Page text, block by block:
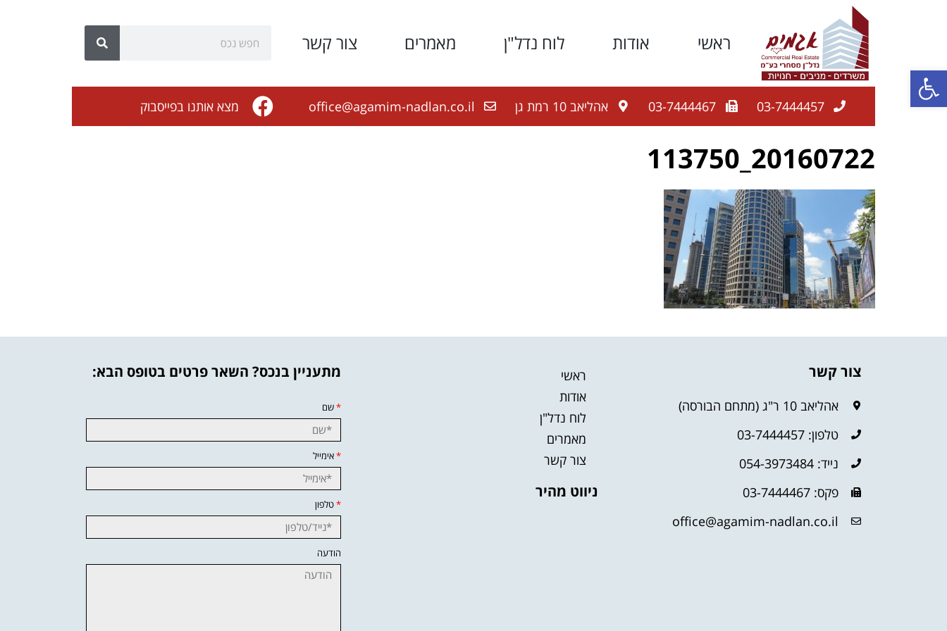
ראשי אודות לוח נדל"ן מאמרים צור קשר
03-7444457
03-7444467 אהליאב 10 רמת גן office@agamim-nadlan.co.il מצא אותנו בפייסבוק
20160722_113750
צור קשר
אהליאב 10 ר"ג (מתחם הבורסה)
טלפון: 03-7444457
נייד: 054-3973484
פקס: 03-7444467
office@agamim-nadlan.co.il
ראשי
אודות
לוח נדל"ן
מאמרים
צור קשר
ניווט מהיר
מתעניין בנכס? השאר פרטים בטופס הבא:
*שם
*אימייל
*טלפון
הודעה
פתח סרגל נגישות